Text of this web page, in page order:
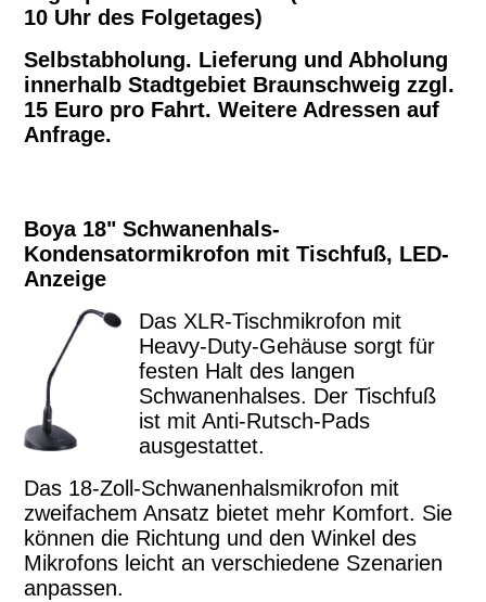
10 Uhr des Folgetages)
Selbstabholung. Lieferung und Abholung
innerhalb Stadtgebiet Braunschweig zzgl.
15 Euro pro Fahrt. Weitere Adressen auf
Anfrage.
Boya 18" Schwanenhals-
Kondensatormikrofon mit Tischfuß, LED-
Anzeige
Das XLR-Tischmikrofon mit
Heavy-Duty-Gehäuse sorgt für
festen Halt des langen
Schwanenhalses. Der Tischfuß
ist mit Anti-Rutsch-Pads
ausgestattet.
Das 18-Zoll-Schwanenhalsmikrofon mit
zweifachem Ansatz bietet mehr Komfort. Sie
können die Richtung und den Winkel des
Mikrofons leicht an verschiedene Szenarien
anpassen.